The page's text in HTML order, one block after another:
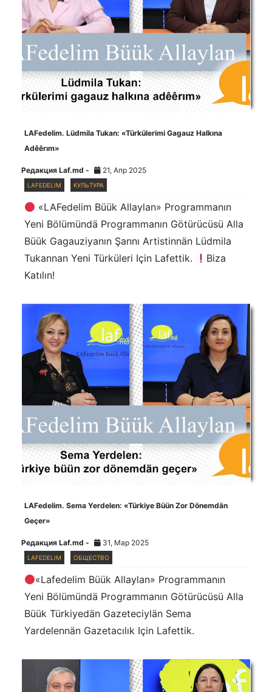
LAFedelim. Lüdmila Tukan: «Türkülerimi Gagauz Halkına
Adêêrım»
Редакция Laf.md - 21, Апр 2025
LAFEDELIM КУЛЬТУРА
«LAFedelim Büük Allaylan» Programmanın
Yeni Bölümündä Programmanın Götürücüsü Alla
Büük Gagauziyanın Şannı Artistinnän Lüdmila
Tukannan Yeni Türküleri Için Lafettik.
Biza
Katılın!
LAFedelim. Sema Yerdelen: «Türkiye Büün Zor Dönemdän
Geçer»
Редакция Laf.md - 31, Мар 2025
LAFEDELIM ОБЩЕСТВО
«Lafedelim Büük Allaylan» Programmanın
Yeni Bölümündä Programmanın Götürücüsü Alla
Büük Türkiyedän Gazeteciylän Sema
Yardelennän Gazetacılık Için Lafettik.